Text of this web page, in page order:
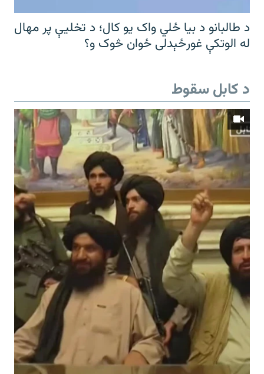
د طالبانو د بیا ځلي واک یو کال؛ د تخلیې پر مهال
له الوتکې غورځېدلی ځوان څوک و؟
د کابل سقوط